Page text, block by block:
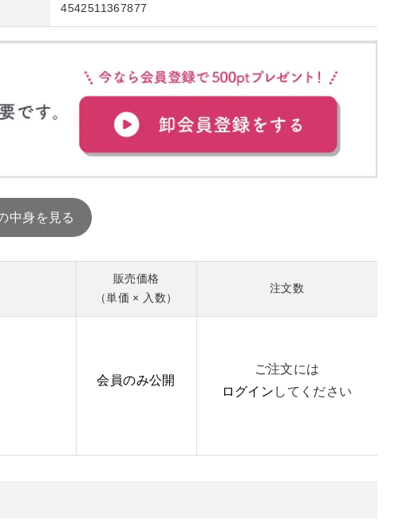
4542511367877
販売価格
（単価 × 入数）
注文数
会員のみ公開
ご注文には
ログイン してください